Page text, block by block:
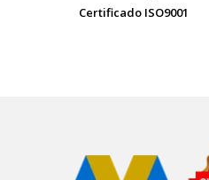
Certificado ISO9001